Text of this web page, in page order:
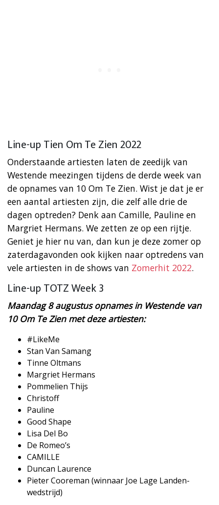
Line-up Tien Om Te Zien 2022
Onderstaande artiesten laten de zeedijk van
Westende meezingen tijdens de derde week van
de opnames van 10 Om Te Zien. Wist je dat je er
een aantal artiesten zijn, die zelf alle drie de
dagen optreden? Denk aan Camille, Pauline en
Margriet Hermans. We zetten ze op een rijtje.
Geniet je hier nu van, dan kun je deze zomer op
zaterdagavonden ook kijken naar optredens van
vele artiesten in de shows van Zomerhit 2022.
Line-up TOTZ Week 3
Maandag 8 augustus opnames in Westende van
10 Om Te Zien met deze artiesten:
#LikeMe
​Stan Van Samang
​Tinne Oltmans
​Margriet Hermans
​Pommelien Thijs
​Christoff
​Pauline
​Good Shape
​Lisa Del Bo
​De Romeo’s
​CAMILLE
​Duncan Laurence
​Pieter Cooreman (winnaar Joe Lage Landen-
wedstrijd)